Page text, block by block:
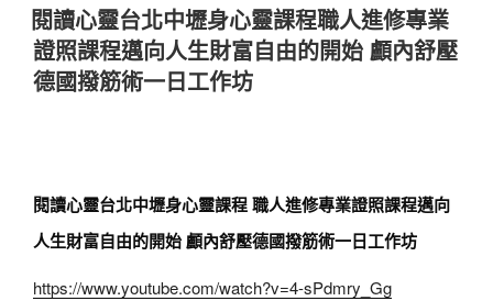
佈
於
閱讀心靈台北中壢身心靈課程職人進修專業
證照課程邁向人生財富自由的開始 顱內舒壓
德國撥筋術一日工作坊
閱讀心靈台北中壢身心靈課程 職人進修專業證照課程邁向
人生財富自由的開始 顱內舒壓德國撥筋術一日工作坊
https://www.youtube.com/watch?v=4-sPdmry_Gg